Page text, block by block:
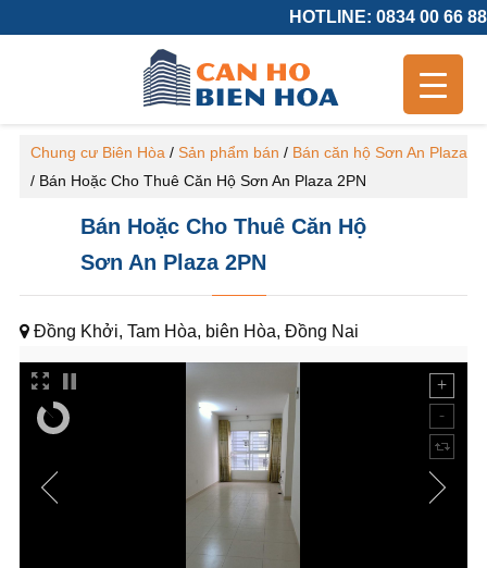
HOTLINE: 0834 00 66 88
Chung cư Biên Hòa / Sản phẩm bán / Bán căn hộ Sơn An Plaza
/ Bán Hoặc Cho Thuê Căn Hộ Sơn An Plaza 2PN
Bán Hoặc Cho Thuê Căn Hộ
Sơn An Plaza 2PN
Đồng Khởi, Tam Hòa, biên Hòa, Đồng Nai